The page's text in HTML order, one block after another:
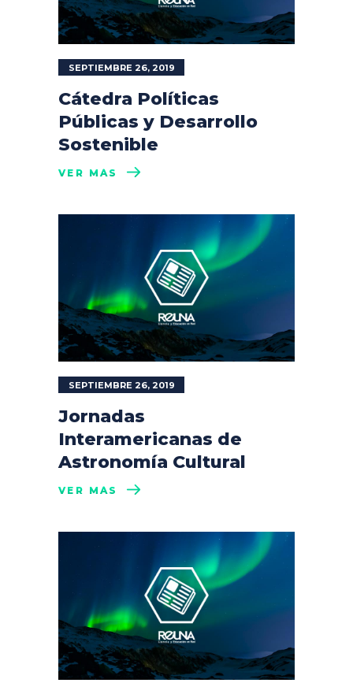
SEPTIEMBRE 26, 2019
Cátedra Políticas
Públicas y Desarrollo
Sostenible
VER MÁS
SEPTIEMBRE 26, 2019
Jornadas
Interamericanas de
Astronomía Cultural
VER MÁS